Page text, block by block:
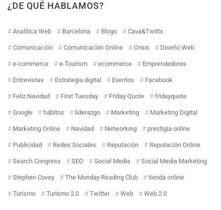
¿DE QUÉ HABLAMOS?
Analítica Web Barcelona Blogs Cava&Twitts
Comunicación Comunicación Online Crisis Diseño Web
e-commerce e-Tourism ecommerce Emprendedores
Entrevistas Estrategia digital Eventos Facebook
Feliz Navidad First Tuesday Friday Quote fridayquote
Google hábitos liderazgo Marketing Marketing Digital
Marketing Online Navidad Networking prestigia online
Publicidad Redes Sociales Reputación Reputación Online
Search Congress SEO Social Media Social Media Marketing
Stephen Covey The Monday Reading Club tienda online
Turismo Turismo 2.0 Twitter Web Web 2.0